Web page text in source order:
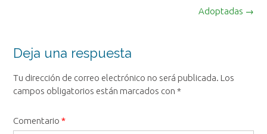
entrada
Adoptadas →
Deja una respuesta
Tu dirección de correo electrónico no será publicada. Los
campos obligatorios están marcados con *
Comentario *